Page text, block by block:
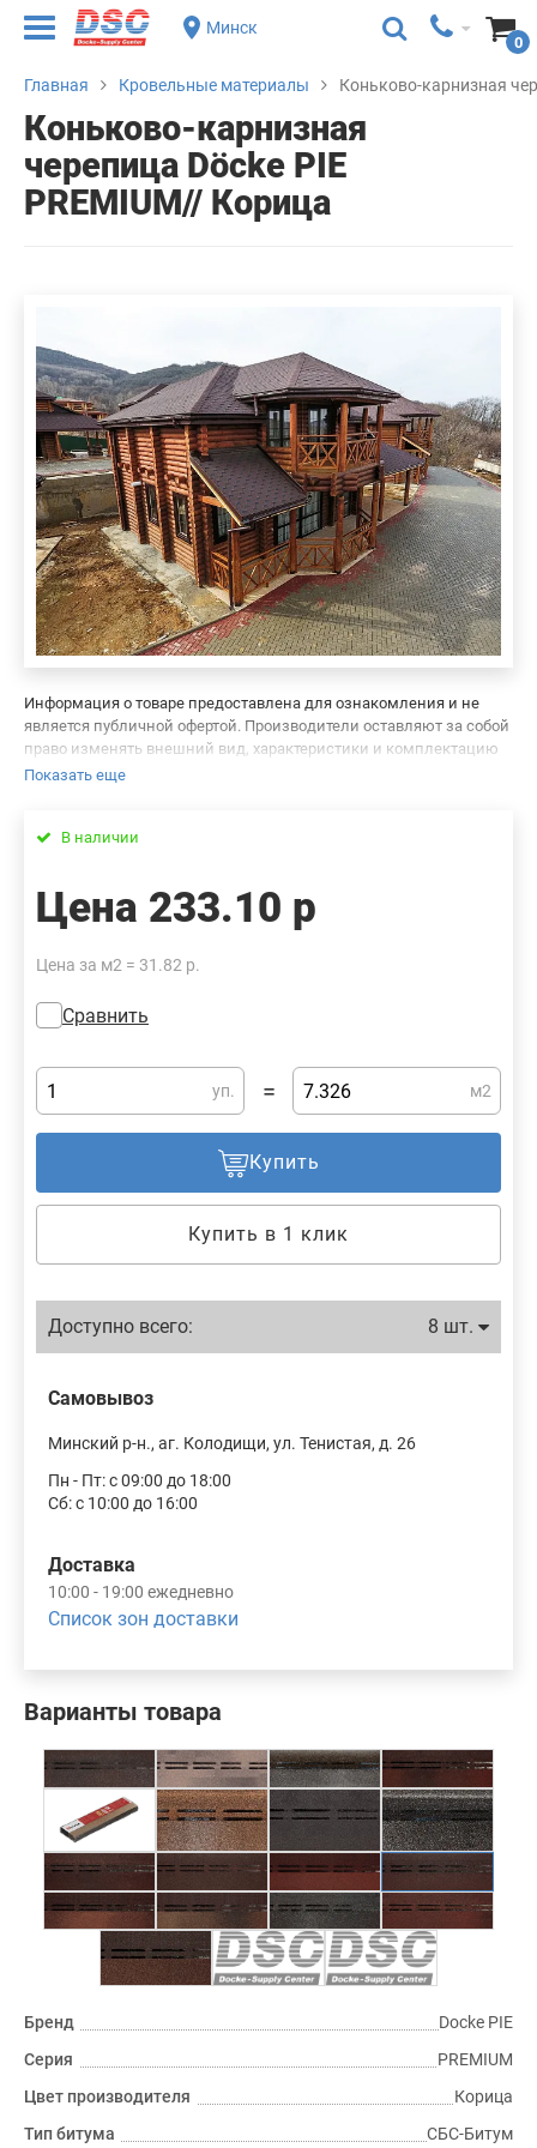
Минск
0
Главная Кровельные материалы Коньково-карнизная
Коньково-карнизная
черепица Döcke PIE
PREMIUM// Корица
Информация о товаре предоставлена для ознакомления и не
является публичной офертой. Производители оставляют за собой
право изменять внешний вид, характеристики и комплектацию
товара, предварительно не уведомляя продавцов и потребителей.
фотографиях товара. Будем благодарны вам за сообщение об
Показать еще
Варианты товара
Бренд
Docke PIE
Серия
PREMIUM
Цвет производителя
Корица
Тип битума
СБС-Битум
В наличии
Цена 233.10 р
Цена за м2 = 31.82 р.
Сравнить
уп. = м2
Купить
Купить в 1 клик
Доступно всего: 8 шт.
Самовывоз
Минский р-н., аг. Колодищи, ул. Тенистая, д. 26
Пн - Пт: с 09:00 до 18:00
Сб: с 10:00 до 16:00
Доставка
10:00 - 19:00 ежедневно
Список зон доставки